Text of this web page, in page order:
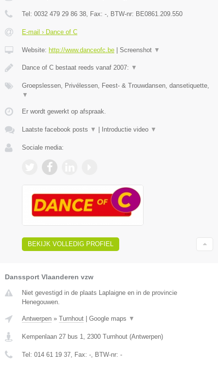
Tel: 0032 479 29 86 38 , Fax: - , BTW-nr: BE0861.209.550
E-mail › Dance of C
Website: http://www.danceofc.be | Screenshot ▼
Dance of C bestaat reeds vanaf 2007: ▼
Groepslessen, Privélessen, Feest- & Trouwdansen, dansetiquette,
▼
Er wordt gewerkt op afspraak.
Laatste facebook posts ▼ | Introductie video ▼
Sociale media:
BEKIJK VOLLEDIG PROFIEL
Danssport Vlaanderen vzw
Niet gevestigd in de plaats Laplaigne en in de provincie
Henegouwen.
Antwerpen » Turnhout Google maps ▼
Kempenlaan 27 bus 1 2300 Turnhout (Antwerpen)
Tel: 014 61 19 37 , Fax: - , BTW-nr: -